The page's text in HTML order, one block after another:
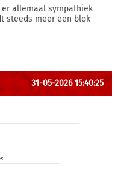
er allemaal sympathiek
steeds meer een blok
31-05-2026 15:40:25